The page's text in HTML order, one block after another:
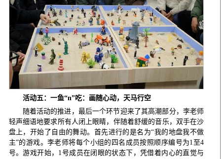
活动五： 一鱼“n”吃：画随心动，天马行空
随着活动的推进，最后一个环节迎来了其高潮部分，李老师
轻声细语地要求所有人闭上眼睛，伴随着舒缓的音乐，双手在沙
盘上，开始了自由的舞动。首先进行的是名为“我的地盘我不做
主”的游戏。李老师将每个小组的四名成员按照顺序编号为1至4
号。游戏开始，1号成员在闭眼的状态下，凭借着内心的直觉与